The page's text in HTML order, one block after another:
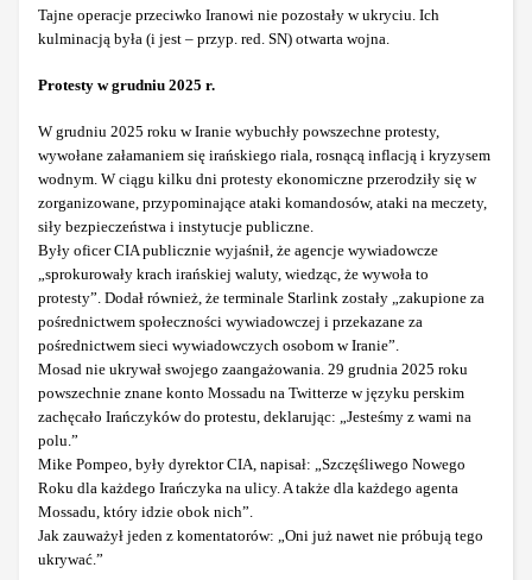
Tajne operacje przeciwko Iranowi nie pozostały w ukryciu. Ich
kulminacją była (i jest – przyp. red. SN) otwarta wojna.
Protesty w grudniu 2025 r.
W grudniu 2025 roku w Iranie wybuchły powszechne protesty,
wywołane załamaniem się irańskiego riala, rosnącą inflacją i kryzysem
wodnym. W ciągu kilku dni protesty ekonomiczne przerodziły się w
zorganizowane, przypominające ataki komandosów, ataki na meczety,
siły bezpieczeństwa i instytucje publiczne.
Były oficer CIA publicznie wyjaśnił, że agencje wywiadowcze
„sprokurowały krach irańskiej waluty, wiedząc, że wywoła to
protesty”. Dodał również, że terminale Starlink zostały „zakupione za
pośrednictwem społeczności wywiadowczej i przekazane za
pośrednictwem sieci wywiadowczych osobom w Iranie”.
Mosad nie ukrywał swojego zaangażowania. 29 grudnia 2025 roku
powszechnie znane konto Mossadu na Twitterze w języku perskim
zachęcało Irańczyków do protestu, deklarując: „Jesteśmy z wami na
polu.”
Mike Pompeo, były dyrektor CIA, napisał: „Szczęśliwego Nowego
Roku dla każdego Irańczyka na ulicy. A także dla każdego agenta
Mossadu, który idzie obok nich”.
Jak zauważył jeden z komentatorów: „Oni już nawet nie próbują tego
ukrywać.”